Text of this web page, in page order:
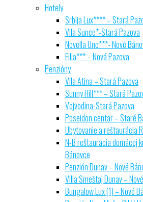
Hotely
Srbija Lux**** – Stará
Vila Sunce*-Stará Pazova
Novella Uno***- Nové
Filia*** – Nová Pazova
Penzióny
Vila Atina – Stará Pazova
Sunny Hill*** – Stará
Vojvodina-Stará Pazova
Poseidon centar – Staré
Ubytovanie a reštaurácia
N-B reštaurácia domácej
Bánovce
Penzión Dunav – Nové
Villa Smeštaj Dunav –
Bungalow Lux (1) – Nové